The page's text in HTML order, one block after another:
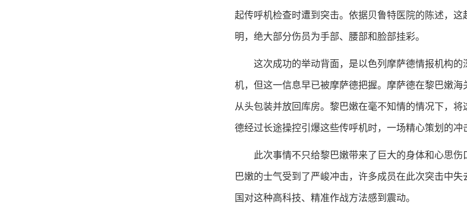
起传呼机检查时遭到突击。依据贝鲁特医院的陈述，
明，绝大部分伤员为手部、腰部和脸部挂彩。
这次成功的举动背面，是以色列摩萨德情报机构的
机，但这一信息早已被摩萨德把握。摩萨德在黎巴嫩
从头包装并放回库房。黎巴嫩在毫不知情的情况下，
德经过长途操控引爆这些传呼机时，一场精心策划的冲
此次事情不只给黎巴嫩带来了巨大的身体和心思伤
巴嫩的士气受到了严峻冲击，许多成员在此次突击中
国对这种高科技、精准作战方法感到震动。